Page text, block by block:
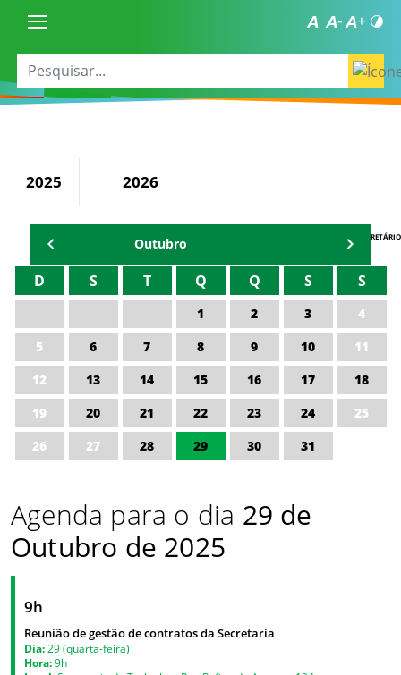
2025 2026
AGENDA DO SECRETÁRIO
Outubro
D S T Q Q S S
1 2 3
4
5
6 7 8 9 10
11
12
13 14 15 16 17
18
19
20 21 22 23 24
25
26
27 28 29 30 31
Agenda para o dia 29 de
Outubro de 2025
9h
Reunião de gestão de contratos da Secretaria
Dia: 29 (quarta-feira)
Hora:9h